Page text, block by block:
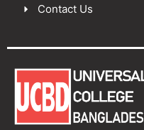
Contact Us